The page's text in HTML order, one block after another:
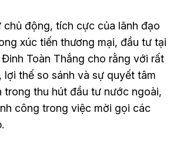
động, tích cực của lãnh đạo
xúc tiến thương mại, đầu tư tại
Toàn Thắng cho rằng với rất
lợi thế so sánh và sự quyết tâm
trong thu hút đầu tư nước ngoài,
công trong việc mời gọi các